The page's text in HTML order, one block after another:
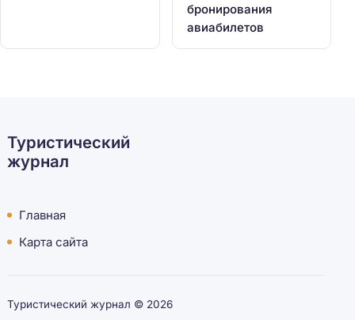
бронирования
авиабилетов
Туристический
журнал
Главная
Карта сайта
Туристический журнал © 2026